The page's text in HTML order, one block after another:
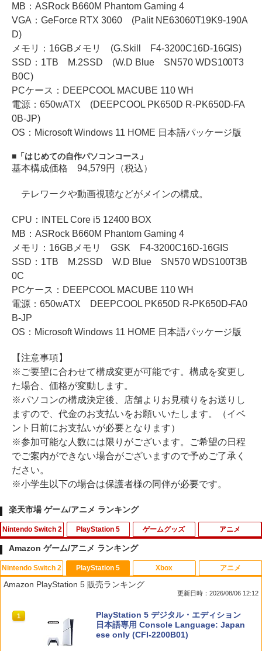
MB：ASRock B660M Phantom Gaming 4
VGA：GeForce RTX 3060 (Palit NE63060T19K9-190A
D)
メモリ：16GBメモリ (G.Skill F4-3200C16D-16GIS)
SSD：1TB M.2SSD (W.D Blue SN570 WDS100T3
B0C)
PCケース：DEEPCOOL MACUBE 110 WH
電源：650wATX (DEEPCOOL PK650D R-PK650D-FA
0B-JP)
OS：Microsoft Windows 11 HOME 日本語パッケージ版
「はじめての自作パソコンコース」
基本構成価格 94,579円（税込）
テレワークや動画視聴などがメインの構成。
CPU：INTEL Core i5 12400 BOX
MB：ASRock B660M Phantom Gaming 4
メモリ：16GBメモリ GSK F4-3200C16D-16GIS
SSD：1TB M.2SSD W.D Blue SN570 WDS100T3B
0C
PCケース：DEEPCOOL MACUBE 110 WH
電源：650wATX DEEPCOOL PK650D R-PK650D-FA0
B-JP
OS：Microsoft Windows 11 HOME 日本語パッケージ版
【注意事項】
※ご要望に合わせて構成変更が可能です。構成を変更し
た場合、価格が変動します。
※パソコンの構成決定後、店舗よりお見積りをお送りし
ますので、代金のお支払いをお願いいたします。（イベ
ント日前にお支払いが必要となります）
※参加可能な人数には限りがございます。ご希望の日程
でご案内ができない場合がございますので予めご了承く
ださい。
※小学生以下の場合は保護者様の同伴が必要です。
楽天市場 ゲーム/アニメ ランキング
Nintendo Switch 2
1
スーパー マリオパーティ ジャンボリー
Nintendo Switch 2 Edition ＋ ジャンボ
リーTV Switch 2【ポスト投函】
￥7,882
PlayStation 5
1
【早期購入特典付き】【2026年10月29
日発売】 スパイクチュンソフト｜Spike
Chunsoft Dune: Awakening【PS5】
￥5,740
ゲームグッズ
1
NewスーパーマリオブラザーズWii ノコ
ノコエアホッケー
アニメ
1
スマイルスライム ラメでキラキラ！キー
ホルダー キングスライム
Amazon ゲーム/アニメ ランキング
Nintendo Switch 2
1
スプラトゥーン レイダース|オンライン
コード版
PlayStation 5
Amazon PlayStation 5 販売ランキング
更新日時：2026/08/06 12:12
1
PlayStation 5 デジタル・エディション
日本語専用 Console Language: Japan
ese only (CFI-2200B01)
Xbox アニメ